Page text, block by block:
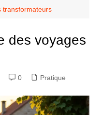
transformateurs
des voyages
0 Pratique